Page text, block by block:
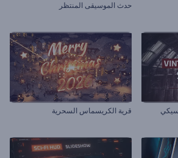
حدث الموسيقى المنتظر
قرية الكريسماس السحرية